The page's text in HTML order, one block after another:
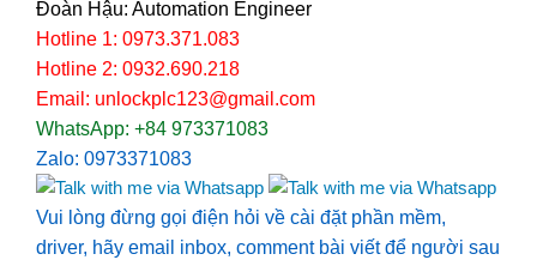
Đoàn Hậu: Automation Engineer
Hotline 1: 0973.371.083
Hotline 2: 0932.690.218
Email: unlockplc123@gmail.com
WhatsApp: +84 973371083
Zalo: 0973371083
Vui lòng đừng gọi điện hỏi về cài đặt phần mềm,
driver, hãy email inbox, comment bài viết để người sau